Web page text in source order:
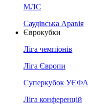
МЛС
Саудівська Аравія
Єврокубки
Ліга чемпіонів
Ліга Європи
Суперкубок УЄФА
Ліга конференцій